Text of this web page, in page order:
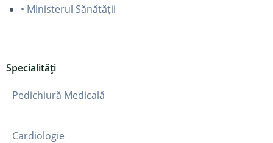
• Ministerul Sănătății
Specialități
Pedichiură Medicală
Cardiologie